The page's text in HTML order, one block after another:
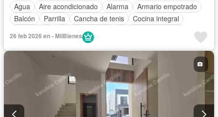
Agua
Aire acondicionado Alarma
Armario empotrado
Balcón
Parrilla Cancha de tenis
Cocina integral
Estacionamiento
Patio
Parcialmente amoblado
26 feb 2026 en - MilBienes